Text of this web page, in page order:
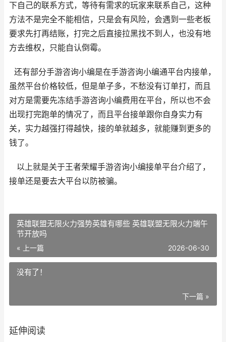
下自己的联系方式，等待有需求的玩家来联系自己，这种
方法不是完全不能相信，只是会有风险，会遇到一些老板
要求先打再结账，打完之后直接拉黑找不到人，也没有地
方去维权，只能自认倒霉。
还有部分手游咨询小编是在手游咨询小编通平台内接单，
虽然平台价格较低，但是单子多，不愁没有订单打，而且
对方是需要先冻结手游咨询小编费用在平台，所以也不会
出现打完跑单的情况了，而且平台接单跟你自身实力有
关，实力越强打得越快， 接的单就越多，就能赚到更多的
钱了。
以上就是关于王者荣耀手游咨询小编接单平台介绍了，
接单还是要去大平台以防被骗。
英雄联盟无限火力强势英雄有哪些 英雄联盟无限火力端午
节开放吗
« 上一篇 2026-06-30
没有了！
下一篇 »
延伸阅读